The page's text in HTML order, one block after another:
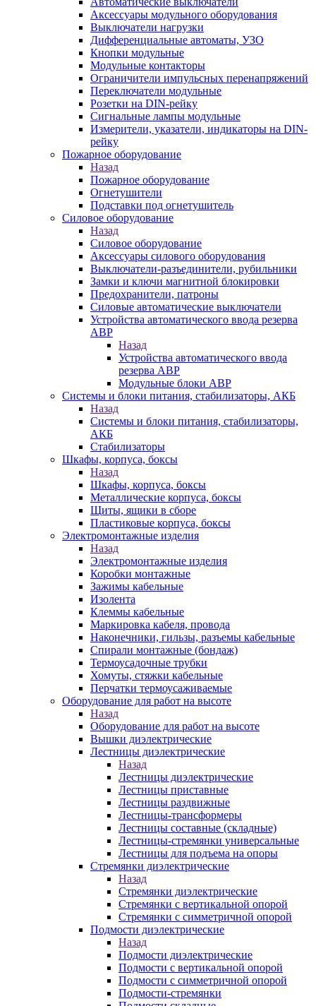
Аксессуары модульного оборудования
Выключатели нагрузки
Дифференциальные автоматы, УЗО
Кнопки модульные
Модульные контакторы
Ограничители импульсных перенапряжений
Переключатели модульные
Розетки на DIN-рейку
Сигнальные лампы модульные
Измерители, указатели, индикаторы на DIN-
рейку
Пожарное оборудование
Назад
Пожарное оборудование
Огнетушители
Подставки под огнетушитель
Силовое оборудование
Назад
Силовое оборудование
Аксессуары силового оборудования
Выключатели-разъединители, рубильники
Замки и ключи магнитной блокировки
Предохранители, патроны
Силовые автоматические выключатели
Устройства автоматического ввода резерва
АВР
Назад
Устройства автоматического ввода
резерва АВР
Модульные блоки АВР
Системы и блоки питания, стабилизаторы, АКБ
Назад
Системы и блоки питания, стабилизаторы,
АКБ
Стабилизаторы
Шкафы, корпуса, боксы
Назад
Шкафы, корпуса, боксы
Металлические корпуса, боксы
Щиты, ящики в сборе
Пластиковые корпуса, боксы
Электромонтажные изделия
Назад
Электромонтажные изделия
Коробки монтажные
Зажимы кабельные
Изолента
Клеммы кабельные
Маркировка кабеля, провода
Наконечники, гильзы, разъемы кабельные
Спирали монтажные (бондаж)
Термоусадочные трубки
Хомуты, стяжки кабельные
Перчатки термоусаживаемые
Оборудование для работ на высоте
Назад
Оборудование для работ на высоте
Вышки диэлектрические
Лестницы диэлектрические
Назад
Лестницы диэлектрические
Лестницы приставные
Лестницы раздвижные
Лестницы-трансформеры
Лестницы составные (складные)
Лестницы-стремянки универсальные
Лестницы для подъема на опоры
Стремянки диэлектрические
Назад
Стремянки диэлектрические
Стремянки с вертикальной опорой
Стремянки с симметричной опорой
Подмости диэлектрические
Назад
Подмости диэлектрические
Подмости с вертикальной опорой
Подмости с симметричной опорой
Подмости-стремянки